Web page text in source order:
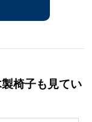
椅子も見てい